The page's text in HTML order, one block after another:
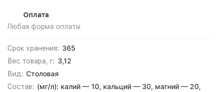
Оплата
Любая форма оплаты
Срок хранения: 365
Вес товара, г: 3,12
Вид: Столовая
Состав: (мг/л): калий — 10, кальций — 30, магний — 20,